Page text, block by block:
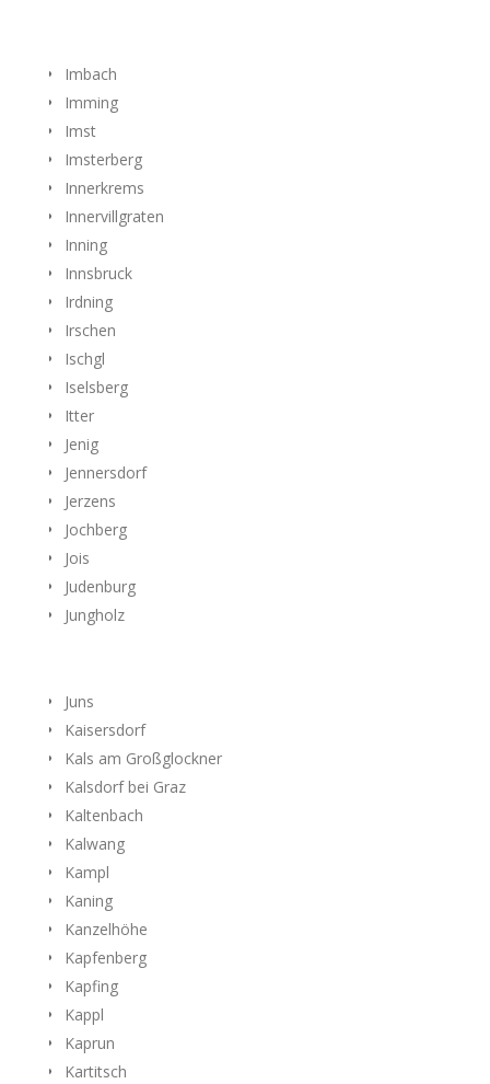
Imbach
Imming
Imst
Imsterberg
Innerkrems
Innervillgraten
Inning
Innsbruck
Irdning
Irschen
Ischgl
Iselsberg
Itter
Jenig
Jennersdorf
Jerzens
Jochberg
Jois
Judenburg
Jungholz
Juns
Kaisersdorf
Kals am Großglockner
Kalsdorf bei Graz
Kaltenbach
Kalwang
Kampl
Kaning
Kanzelhöhe
Kapfenberg
Kapfing
Kappl
Kaprun
Kartitsch